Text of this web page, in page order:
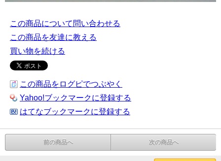
この商品について問い合わせる
この商品を友達に教える
買い物を続ける
この商品をログピでつぶやく
Yahoo!ブックマークに登録する
はてなブックマークに登録する
前の商品へ 次の商品へ